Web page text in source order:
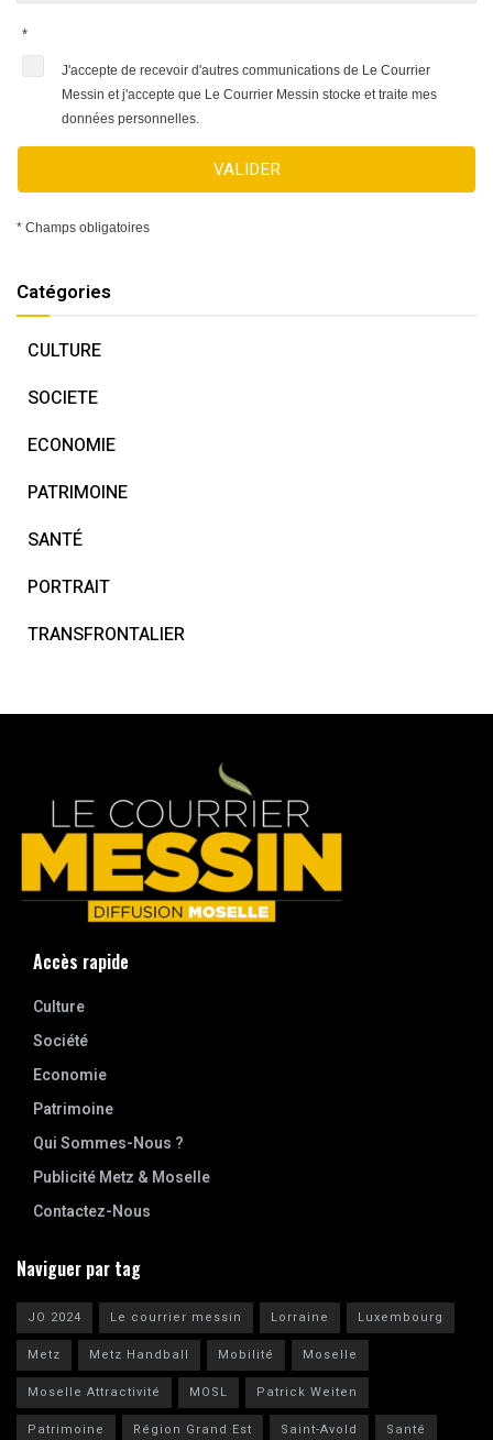
*
J'accepte de recevoir d'autres communications de Le Courrier
Messin et j'accepte que Le Courrier Messin stocke et traite mes
données personnelles.
VALIDER
* Champs obligatoires
Catégories
CULTURE
SOCIETE
ECONOMIE
PATRIMOINE
SANTÉ
PORTRAIT
TRANSFRONTALIER
Accès rapide
Culture
Société
Economie
Patrimoine
Qui Sommes-Nous ?
Publicité Metz & Moselle
Contactez-Nous
Naviguer par tag
JO 2024 Le courrier messin Lorraine
Luxembourg
Metz
Metz Handball Mobilité
Moselle
Moselle Attractivité
MOSL
Patrick Weiten
Patrimoine
Région Grand Est Saint-Avold Santé